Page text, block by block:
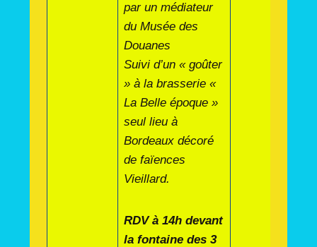
par un médiateur
du Musée des
Douanes
Suivi d’un « goûter
» à la brasserie «
La Belle époque »
seul lieu à
Bordeaux décoré
de faïences
Vieillard.
RDV à 14h devant
la fontaine des 3